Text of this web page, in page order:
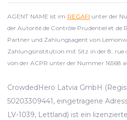
AGENT NAME ist im REGAFI unter der
der Autorité de Contrôle Prudentiel et de
Partner und Zahlungsagent von
Zahlungsinstitution mit Sitz in der 8, rue
von der ACPR unter der Nummer 16568
CrowdedHero Latvia GmbH
50203309441, eingetragene
LV-1039, Lettland) ist ein